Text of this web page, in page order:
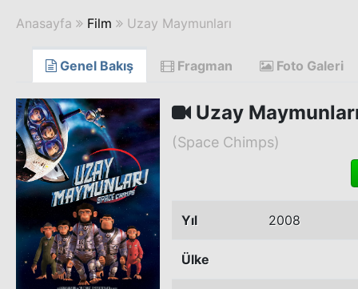
Anasayfa Film Uzay Maymunları
Genel Bakış Fragman Foto Galeri
Uzay
(Space Chimps)
Yıl 2008
Ülke